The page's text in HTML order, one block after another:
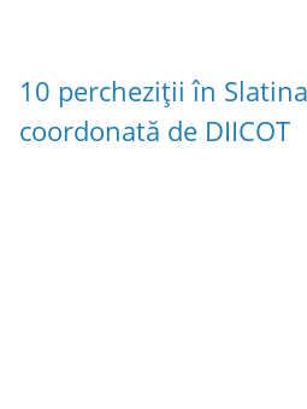
10 percheziții în
coordonată de DIICOT